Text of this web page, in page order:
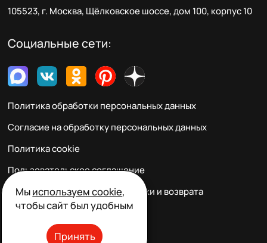
105523, г. Москва, Щёлковское шоссе, дом 100, корпус 10
Социальные сети:
Политика обработки персональных данных
Согласие на обработку персональных данных
Политика cookie
Пользовательское соглашение
Правила заказа, оплаты, доставки и возврата
Реквизиты и контакты
Мыиспользуем cookie,
чтобы сайт был удобным
Принять